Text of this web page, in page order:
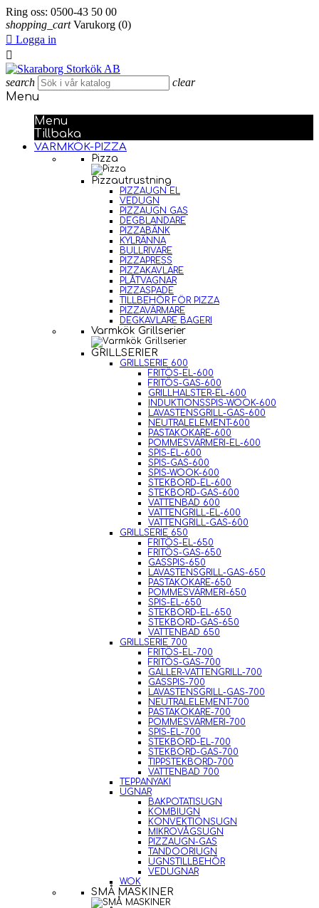
Ring oss: 0500-43 50 00
shopping_cart Varukorg (0)
 Logga in

search clear
Menu
Menu
Tillbaka
VARMKÖK-PIZZA
Pizza
Pizzautrustning
PIZZAUGN EL
VEDUGN
PIZZAUGN GAS
DEGBLANDARE
PIZZABÄNK
KYLRÄNNA
BULLRIVARE
PIZZAPRESS
PIZZAKAVLARE
PLÅTVAGNAR
PIZZASPADE
TILLBEHÖR FÖR PIZZA
PIZZAVÄRMARE
DEGKAVLARE BAGERI
Varmkök Grillserier
GRILLSERIER
GRILLSERIE 600
FRITÖS-EL-600
FRITÖS-GAS-600
GRILLHALSTER-EL-600
INDUKTIONSSPIS-WOOK-600
LAVASTENSGRILL-GAS-600
NEUTRALELEMENT-600
PASTAKOKARE-600
POMMESVÄRMERI-EL-600
SPIS-EL-600
SPIS-GAS-600
SPIS-WOOK-600
STEKBORD-EL-600
STEKBORD-GAS-600
VATTENBAD 600
VATTENGRILL-EL-600
VATTENGRILL-GAS-600
GRILLSERIE 650
FRITÖS-EL-650
FRITÖS-GAS-650
GASSPIS-650
LAVASTENSGRILL-GAS-650
PASTAKOKARE-650
POMMESVÄRMERI-650
SPIS-EL-650
STEKBORD-EL-650
STEKBORD-GAS-650
VATTENBAD 650
GRILLSERIE 700
FRITÖS-EL-700
FRITÖS-GAS-700
GALLER-VATTENGRILL-700
GASSPIS-700
LAVASTENSGRILL-GAS-700
NEUTRALELEMENT-700
PASTAKOKARE-700
POMMESVÄRMERI-700
SPIS-EL-700
STEKBORD-EL-700
STEKBORD-GAS-700
TIPPSTEKBORD-700
VATTENBAD 700
TEPPANYAKI
UGNAR
BAKPOTATISUGN
KOMBIUGN
KONVEKTIONSUGN
MIKROVÅGSUGN
PIZZAUGN-GAS
TANDOORIUGN
UGNSTILLBEHÖR
VEDUGNAR
WOK
SMÅ MASKINER